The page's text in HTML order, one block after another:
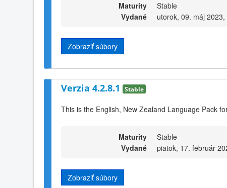
Maturity
Stable
Vydané
utorok, 09. máj 2023,
Zobraziť súbory
Verzia 4.2.8.1 Stable
This is the English, New Zealand Language Pack
Maturity
Stable
Vydané
piatok, 17. február
Zobraziť súbory